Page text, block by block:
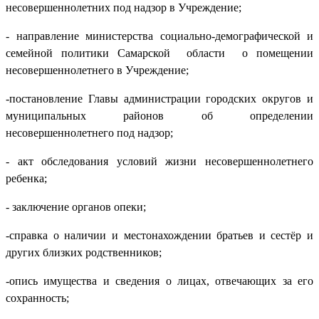
несовершеннолетних под надзор в Учреждение;
- направление министерства социально-демографической и
семейной политики Самарской области о помещении
несовершеннолетнего в Учреждение;
-постановление Главы администрации городских округов и
муниципальных районов об определении
несовершеннолетнего под надзор;
- акт обследования условий жизни несовершеннолетнего
ребенка;
- заключение органов опеки;
-справка о наличии и местонахождении братьев и сестёр и
других близких родственников;
-опись имущества и сведения о лицах, отвечающих за его
сохранность;